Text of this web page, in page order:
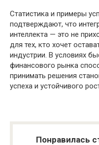
Статистика и примеры
подтверждают, что
интеллекта — это не
для тех, кто хочет
индустрии. В условиях
финансового рынка
принимать решения
успеха и устойчивого
Понравилась